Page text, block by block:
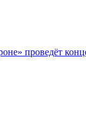
проведёт